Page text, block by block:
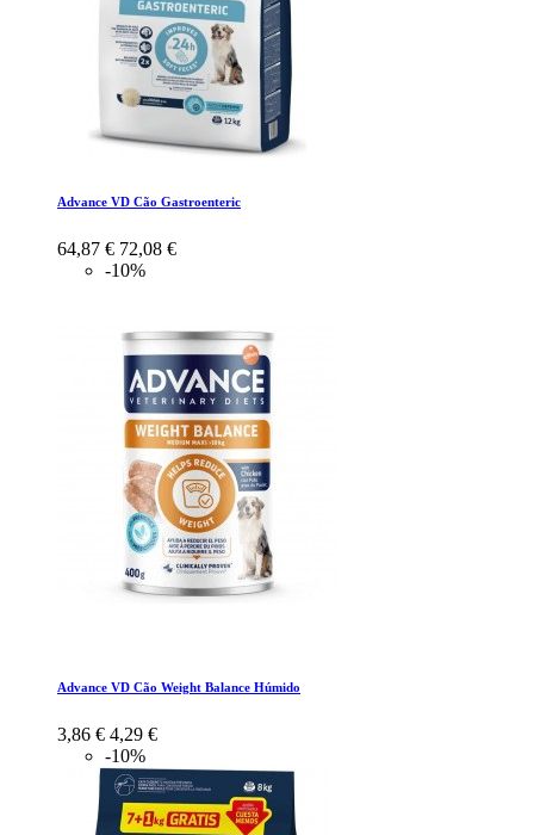
Advance VD Cão Gastroenteric
64,87 € 72,08 €
-10%
Advance VD Cão Weight Balance Húmido
3,86 € 4,29 €
-10%